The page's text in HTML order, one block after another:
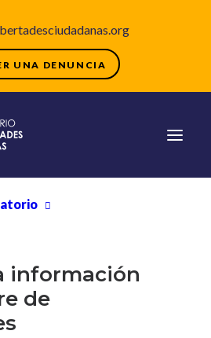
UNA DENUNCIA
información
de